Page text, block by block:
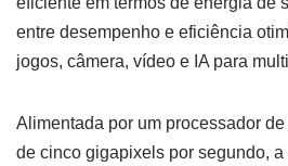
entre desempenho e eficiência
jogos, câmera, vídeo e IA para
Alimentada por um processador
de cinco gigapixels por segundo,